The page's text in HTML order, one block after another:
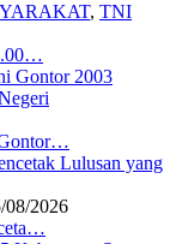
, TNI
08/2026